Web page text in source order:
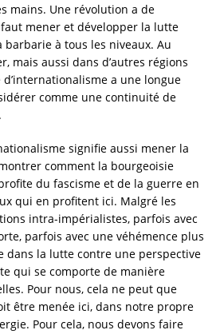
mains. Une révolution a de
mener et développer la lutte
à tous les niveaux. Au
mais aussi dans d’autres régions
a une longue
comme une continuité de
signifie aussi mener la
comment la bourgeoisie
du fascisme et de la guerre en
qui en profitent ici. Malgré les
intra-impérialistes, parfois avec
parfois avec une véhémence plus
dans la lutte contre une perspective
qui se comporte de manière
Pour nous, cela ne peut que
être menée ici, dans notre propre
Pour cela, nous devons faire